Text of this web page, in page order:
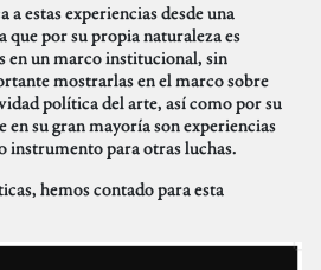
a estas experiencias desde una
por su propia naturaleza es
en un marco institucional, sin
mostrarlas en el marco sobre
política del arte, así como por su
en su gran mayoría son experiencias
instrumento para otras luchas.
hemos contado para esta